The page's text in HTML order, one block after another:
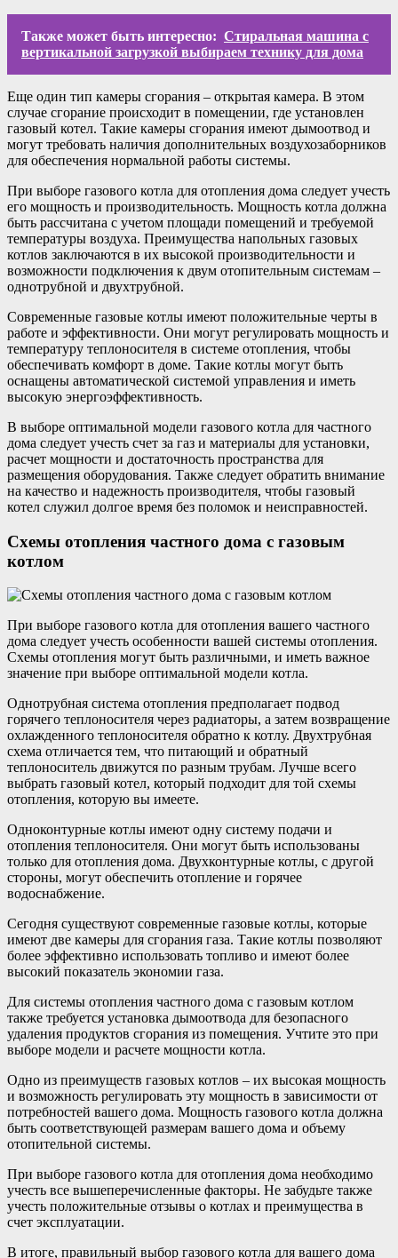
Также может быть интересно: Стиральная машина с
вертикальной загрузкой выбираем технику для дома
Еще один тип камеры сгорания – открытая камера. В этом
случае сгорание происходит в помещении, где установлен
газовый котел. Такие камеры сгорания имеют дымоотвод и
могут требовать наличия дополнительных воздухозаборников
для обеспечения нормальной работы системы.
При выборе газового котла для отопления дома следует учесть
его мощность и производительность. Мощность котла должна
быть рассчитана с учетом площади помещений и требуемой
температуры воздуха. Преимущества напольных газовых
котлов заключаются в их высокой производительности и
возможности подключения к двум отопительным системам –
однотрубной и двухтрубной.
Современные газовые котлы имеют положительные черты в
работе и эффективности. Они могут регулировать мощность и
температуру теплоносителя в системе отопления, чтобы
обеспечивать комфорт в доме. Такие котлы могут быть
оснащены автоматической системой управления и иметь
высокую энергоэффективность.
В выборе оптимальной модели газового котла для частного
дома следует учесть счет за газ и материалы для установки,
расчет мощности и достаточность пространства для
размещения оборудования. Также следует обратить внимание
на качество и надежность производителя, чтобы газовый
котел служил долгое время без поломок и неисправностей.
Схемы отопления частного дома с газовым
котлом
При выборе газового котла для отопления вашего частного
дома следует учесть особенности вашей системы отопления.
Схемы отопления могут быть различными, и иметь важное
значение при выборе оптимальной модели котла.
Однотрубная система отопления предполагает подвод
горячего теплоносителя через радиаторы, а затем возвращение
охлажденного теплоносителя обратно к котлу. Двухтрубная
схема отличается тем, что питающий и обратный
теплоноситель движутся по разным трубам. Лучше всего
выбрать газовый котел, который подходит для той схемы
отопления, которую вы имеете.
Одноконтурные котлы имеют одну систему подачи и
отопления теплоносителя. Они могут быть использованы
только для отопления дома. Двухконтурные котлы, с другой
стороны, могут обеспечить отопление и горячее
водоснабжение.
Сегодня существуют современные газовые котлы, которые
имеют две камеры для сгорания газа. Такие котлы позволяют
более эффективно использовать топливо и имеют более
высокий показатель экономии газа.
Для системы отопления частного дома с газовым котлом
также требуется установка дымоотвода для безопасного
удаления продуктов сгорания из помещения. Учтите это при
выборе модели и расчете мощности котла.
Одно из преимуществ газовых котлов – их высокая мощность
и возможность регулировать эту мощность в зависимости от
потребностей вашего дома. Мощность газового котла должна
быть соответствующей размерам вашего дома и объему
отопительной системы.
При выборе газового котла для отопления дома необходимо
учесть все вышеперечисленные факторы. Не забудьте также
учесть положительные отзывы о котлах и преимущества в
счет эксплуатации.
В итоге, правильный выбор газового котла для вашего дома